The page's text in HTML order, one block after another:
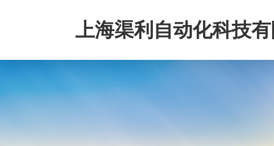
上海渠利自动化科技